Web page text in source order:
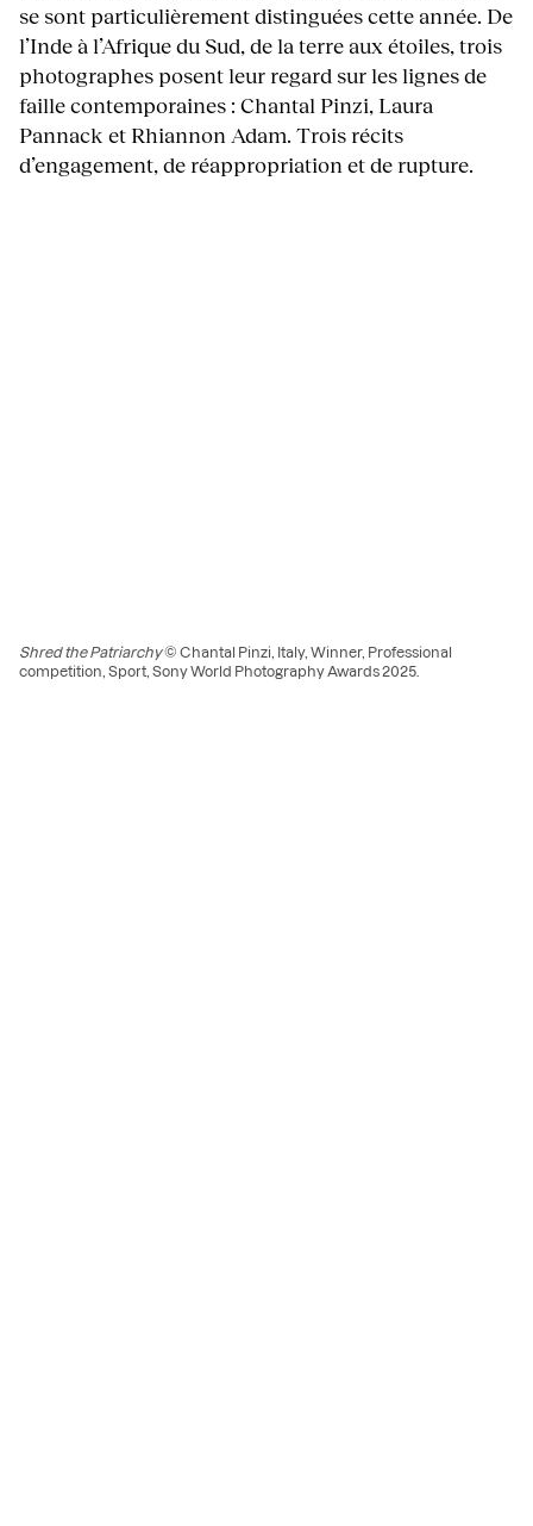
se sont particulièrement distinguées cette année. De
l’Inde à l’Afrique du Sud, de la terre aux étoiles, trois
photographes posent leur regard sur les lignes de
faille contemporaines : Chantal Pinzi, Laura
Pannack et Rhiannon Adam. Trois récits
d’engagement, de réappropriation et de rupture.
Shred the Patriarchy© Chantal Pinzi, Italy, Winner, Professional
competition, Sport, Sony World Photography Awards 2025.